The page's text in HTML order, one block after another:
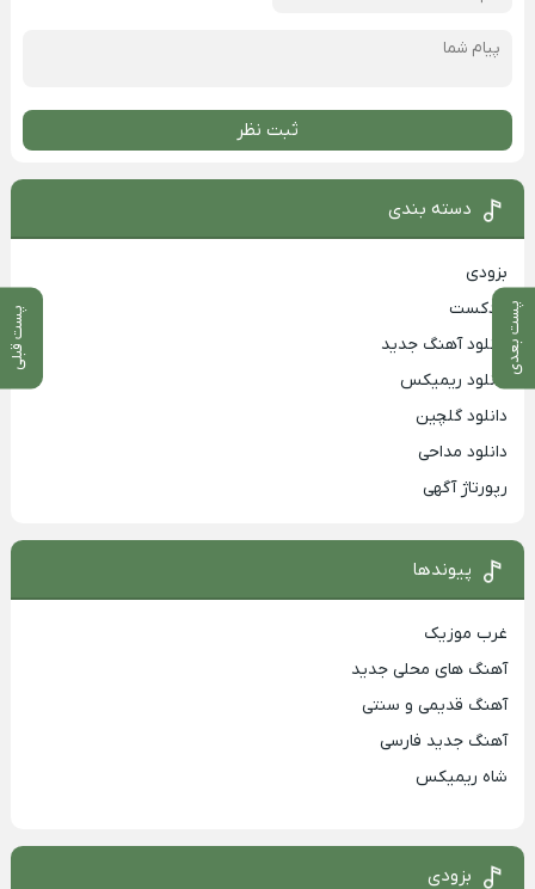
پست بعدی پست قبلی
ثبت نظر
دسته بندی
بزودی
پادکست
دانلود آهنگ جدید
دانلود ریمیکس
دانلود گلچین
دانلود مداحی
رپورتاژ آگهی
پیوندها
غرب موزیک
آهنگ های محلی جدید
آهنگ قدیمی و سنتی
آهنگ جدید فارسی
شاه ریمیکس
بزودی